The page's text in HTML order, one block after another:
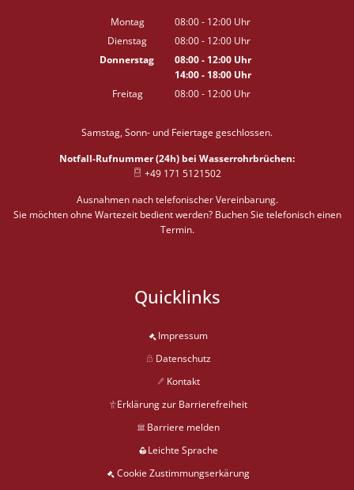
Montag 08:00- 12:00 Uhr
Von 08:00 bis 12:00 Uhr
Dienstag 08:00- 12:00 Uhr
Von 08:00 bis 12:00 Uhr
Donnerstag 08:00- 12:00Uhr
Von 08:00 bis 12:00 Uhr
14:00- 18:00Uhr
Von 14:00 bis 18:00 Uhr
Freitag 08:00- 12:00 Uhr
Samstag, Sonn- und Feiertage geschlossen.
Notfall-Rufnummer (24h) bei Wasserrohrbrüchen:
+49 171 5121502
Ausnahmen nach telefonischer Vereinbarung.
Sie möchten ohne Wartezeit bedient werden? Buchen Sie telefonisch einen
Termin.
Quicklinks
Impressum
Datenschutz
Kontakt
Erklärung zur Barrierefreiheit
Barriere melden
Leichte Sprache
Cookie Zustimmungserkärung